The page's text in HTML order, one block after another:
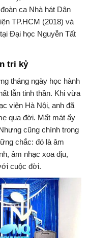
ca Nhà hát Dân
TP.HCM (2018) và
Đại học Nguyễn Tất
tri kỷ
tháng ngày học hành
lẫn tinh thần. Khi vừa
viện Hà Nội, anh đã
qua đời. Mất mát ấy
cũng chính trong
chắc: đó là âm
âm nhạc xoa dịu,
cuộc đời.